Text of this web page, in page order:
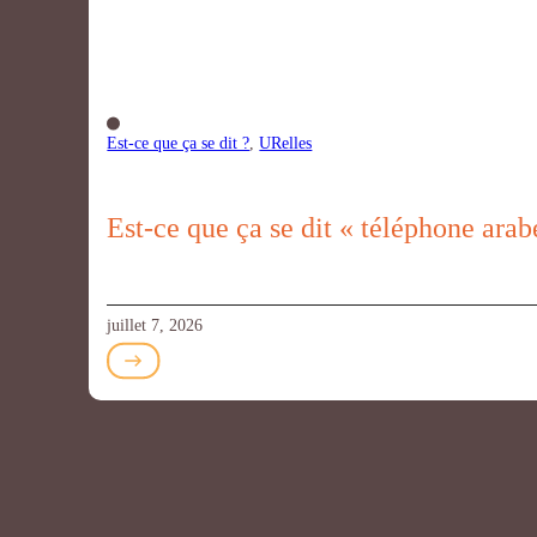
Est-ce que ça se dit ?,URelles
Est-ce que ça se dit « téléphone
juillet 7, 2026